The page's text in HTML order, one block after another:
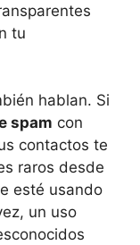
tu
hablan. Si
spam con
contactos te
raros desde
esté usando
un uso